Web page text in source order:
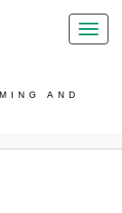
Toggle
AND